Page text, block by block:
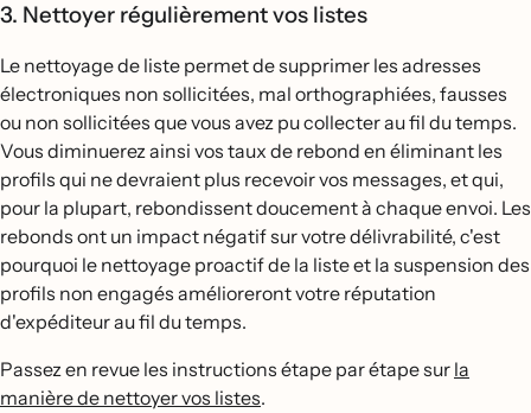
3. Nettoyer régulièrement vos listes
Le nettoyage de liste permet de supprimer les adresses
électroniques non sollicitées, mal orthographiées, fausses
ou non sollicitées que vous avez pu collecter au fil du temps.
Vous diminuerez ainsi vos taux de rebond en éliminant les
profils qui ne devraient plus recevoir vos messages, et qui,
pour la plupart, rebondissent doucement à chaque envoi. Les
rebonds ont un impact négatif sur votre délivrabilité, c'est
pourquoi le nettoyage proactif de la liste et la suspension des
profils non engagés amélioreront votre réputation
d'expéditeur au fil du temps.
Passez en revue les instructions étape par étape sur la
manière de nettoyer vos listes.